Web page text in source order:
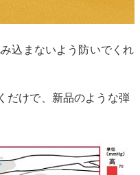
込まないよう防いでくれ
だけで、新品のような弾